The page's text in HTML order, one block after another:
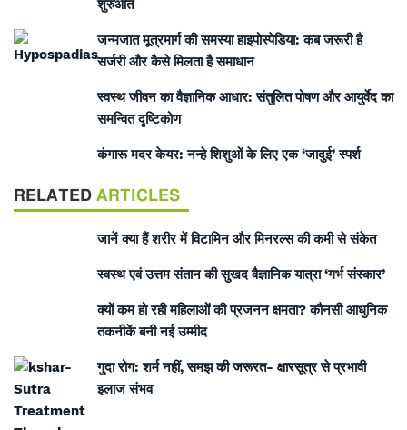
शुरुआत
जन्मजात मूत्रमार्ग की समस्या हाइपोस्पेडिया: कब जरूरी है
सर्जरी और कैसे मिलता है समाधान
स्वस्थ जीवन का वैज्ञानिक आधार: संतुलित पोषण और आयुर्वेद का
समन्वित दृष्टिकोण
कंगारू मदर केयर: नन्हे शिशुओं के लिए एक ‘जादुई’ स्पर्श
RELATED ARTICLES
जानें क्या हैं शरीर में विटामिन और मिनरल्स की कमी से संकेत
स्वस्थ एवं उत्तम संतान की सुखद वैज्ञानिक यात्रा ‘गर्भ संस्कार’
क्यों कम हो रही महिलाओं की प्रजनन क्षमता? कौनसी आधुनिक
तकनीकें बनी नई उम्मीद
गुदा रोग: शर्म नहीं, समझ की जरूरत- क्षारसूत्र से प्रभावी
इलाज संभव